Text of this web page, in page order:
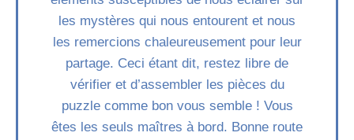
les mystères qui nous entourent et nous
les remercions chaleureusement pour leur
partage. Ceci étant dit, restez libre de
vérifier et d’assembler les pièces du
puzzle comme bon vous semble ! Vous
êtes les seuls maîtres à bord. Bonne route